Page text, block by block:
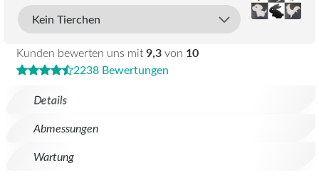
Details
Abmessungen
Wartung
Kunden bewerten uns mit9,3von 10
2238 Bewertungen